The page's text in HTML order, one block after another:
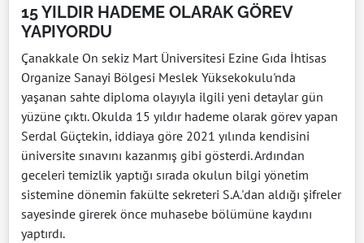
15 YILDIR HADEME OLARAK GÖREV
YAPIYORDU
Çanakkale On sekiz Mart Üniversitesi Ezine Gıda İhtisas
Organize Sanayi Bölgesi Meslek Yüksekokulu'nda
yaşanan sahte diploma olayıyla ilgili yeni detaylar gün
yüzüne çıktı. Okulda 15 yıldır hademe olarak görev yapan
Serdal Güçtekin, iddiaya göre 2021 yılında kendisini
üniversite sınavını kazanmış gibi gösterdi. Ardından
geceleri temizlik yaptığı sırada okulun bilgi yönetim
sistemine dönemin fakülte sekreteri S.A.'dan aldığı şifreler
sayesinde girerek önce muhasebe bölümüne kaydını
yaptırdı.